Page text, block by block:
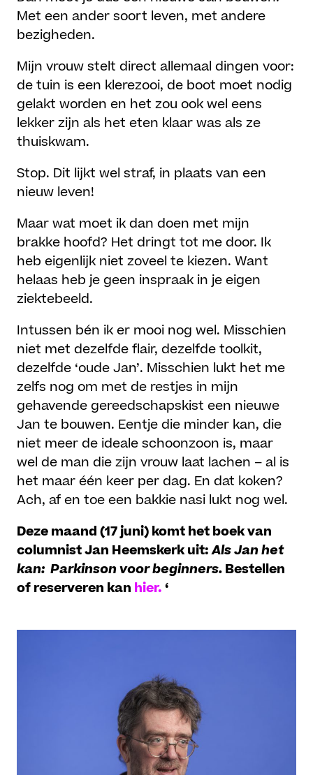
Met een ander soort leven, met andere
bezigheden.
Mijn vrouw stelt direct allemaal dingen voor:
de tuin is een klerezooi, de boot moet nodig
gelakt worden en het zou ook wel eens
lekker zijn als het eten klaar was als ze
thuiskwam.
Stop. Dit lijkt wel straf, in plaats van een
nieuw leven!
Maar wat moet ik dan doen met mijn
brakke hoofd? Het dringt tot me door. Ik
heb eigenlijk niet zoveel te kiezen. Want
helaas heb je geen inspraak in je eigen
ziektebeeld.
Intussen bén ik er mooi nog wel. Misschien
niet met dezelfde flair, dezelfde toolkit,
dezelfde ‘oude Jan’. Misschien lukt het me
zelfs nog om met de restjes in mijn
gehavende gereedschapskist een nieuwe
Jan te bouwen. Eentje die minder kan, die
niet meer de ideale schoonzoon is, maar
wel de man die zijn vrouw laat lachen – al is
het maar één keer per dag. En dat koken?
Ach, af en toe een bakkie nasi lukt nog wel.
Deze maand (17 juni) komt het boek van
columnist Jan Heemskerk uit:Als Jan het
kan: Parkinson voor beginners. Bestellen
of reserveren kan hier. ‘